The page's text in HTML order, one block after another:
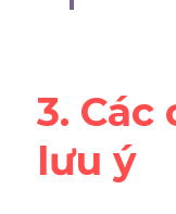
3. Các
lưu ý